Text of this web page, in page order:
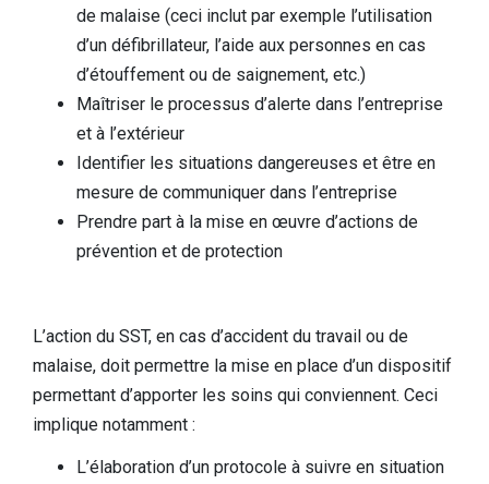
de malaise (ceci inclut par exemple l’utilisation
d’un défibrillateur, l’aide aux personnes en cas
d’étouffement ou de saignement, etc.)
Maîtriser le processus d’alerte dans l’entreprise
et à l’extérieur
Identifier les situations dangereuses et être en
mesure de communiquer dans l’entreprise
Prendre part à la mise en œuvre d’actions de
prévention et de protection
L’action du SST, en cas d’accident du travail ou de
malaise, doit permettre la mise en place d’un dispositif
permettant d’apporter les soins qui conviennent. Ceci
implique notamment :
L’élaboration d’un protocole à suivre en situation